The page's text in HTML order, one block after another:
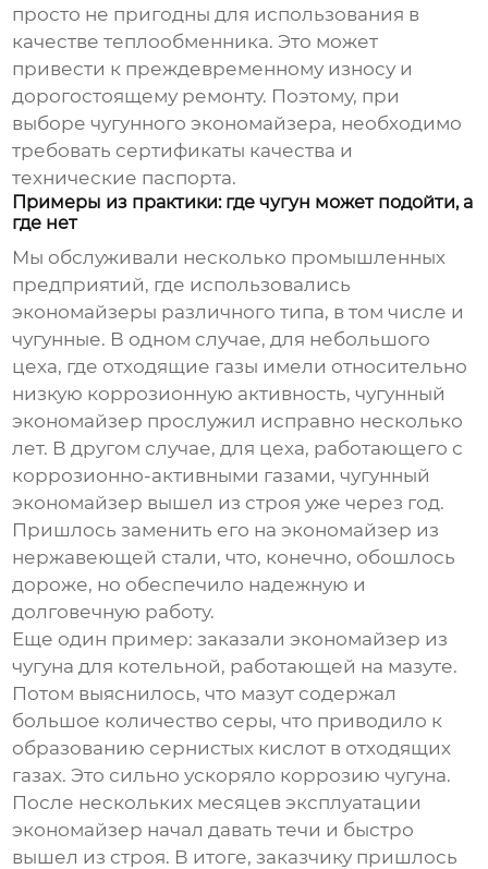
просто не пригодны для использования в
качестве теплообменника. Это может
привести к преждевременному износу и
дорогостоящему ремонту. Поэтому, при
выборе чугунногоэкономайзера, необходимо
требовать сертификаты качества и
технические паспорта.
Примеры из практики: где чугун может подойти, а
где нет
Мы обслуживали несколько промышленных
предприятий, где использовались
экономайзеры различного типа, в том числе и
чугунные. В одном случае, для небольшого
цеха, где отходящие газы имели относительно
низкую коррозионную активность, чугунный
экономайзер прослужил исправно несколько
лет. В другом случае, для цеха, работающего с
коррозионно-активными газами, чугунный
экономайзер вышел из строя уже через год.
Пришлось заменить его наэкономайзер из
нержавеющей стали, что, конечно, обошлось
дороже, но обеспечило надежную и
долговечную работу.
Еще один пример: заказалиэкономайзер из
чугуна для котельной, работающей на мазуте.
Потом выяснилось, что мазут содержал
большое количество серы, что приводило к
образованию сернистых кислот в отходящих
газах. Это сильно ускоряло коррозию чугуна.
После нескольких месяцев эксплуатации
экономайзер начал давать течи и быстро
вышел из строя. В итоге, заказчику пришлось